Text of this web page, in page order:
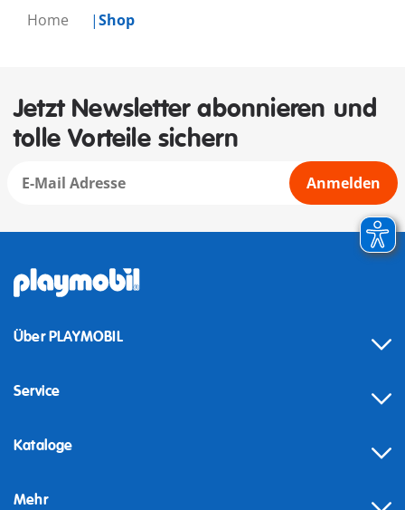
Home Shop
Jetzt Newsletter abonnieren und
tolle Vorteile sichern
Anmelden
Über PLAYMOBIL
Service
Kataloge
Mehr